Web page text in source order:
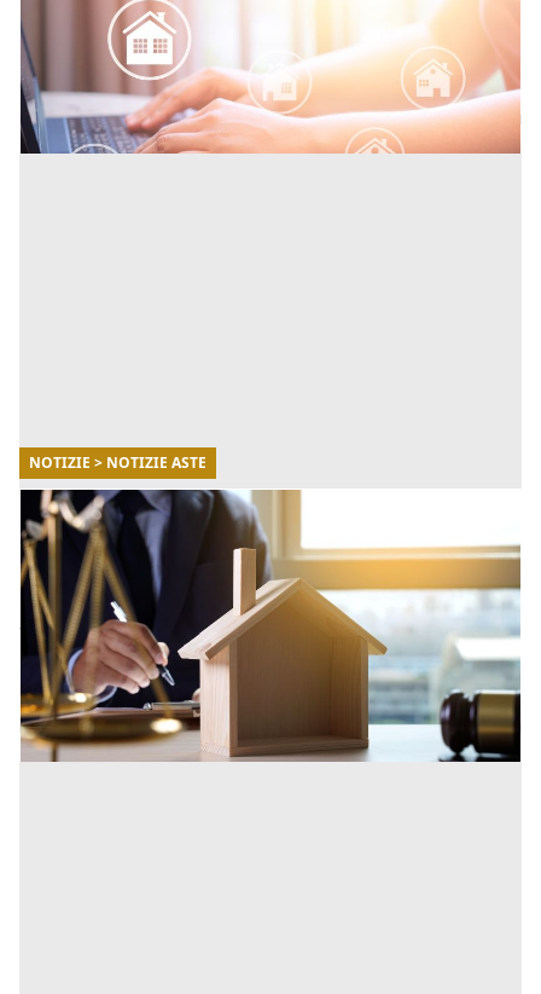
Ecco 5 consigli essenziali per prepararti al meglio
all’acquisto in asta. [...]
NOTIZIE > NOTIZIE ASTE
02/04/2026
Comprare una casa all’asta occupata:
conviene davvero?
Comprendere la natura dell’occupazione è
fondamentale per valutare correttamente
l’investimento e pianificare i tempi di utilizzo
dell’immobile. [...]